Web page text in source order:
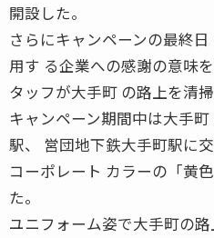
開設した。
さらにキャンペーンの最終
用す る企業への感謝の意味
タッフが大手町 の路上を清掃
キャンペーン期間中は大手
駅、 営団地下鉄大手町駅に
コーポレート カラーの「黄
た。
ユニフォーム姿で大手町の